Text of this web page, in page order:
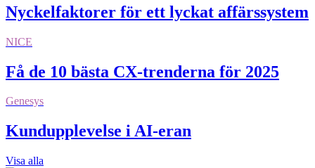
Nyckelfaktorer för ett lyckat affärssystem
NICE
Få de 10 bästa CX-trenderna för 2025
Genesys
Kundupplevelse i AI-eran
Visa alla